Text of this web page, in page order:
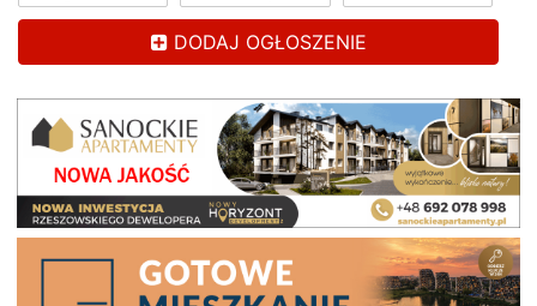
DODAJ OGŁOSZENIE